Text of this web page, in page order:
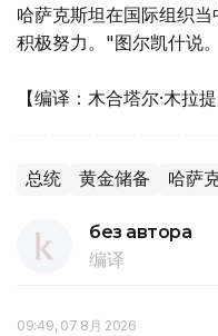
哈萨克斯坦在国际组织
积极努力。"图尔凯什说。
【编译：木合塔尔·木拉提
总统 黄金储备 哈萨
без автора
编译
09:49, 07 8月 2026